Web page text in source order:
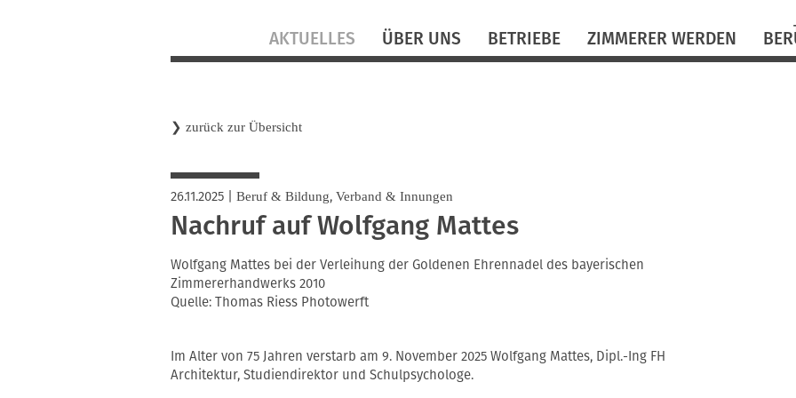
überspringen
AKTUELLES ÜBER UNS BETRIEBE ZIMMERER WERDEN
❯ zurück zur Übersicht
26.11.2025| Beruf & Bildung, Verband & Innungen
Nachruf auf Wolfgang Mattes
Wolfgang Mattes bei der Verleihung der Goldenen Ehrennadel des bayerischen
Zimmererhandwerks 2010
Quelle: Thomas Riess Photowerft
Im Alter von 75 Jahren verstarb am 9. November 2025 Wolfgang Mattes, Dipl.-Ing FH
Architektur, Studiendirektor und Schulpsychologe.